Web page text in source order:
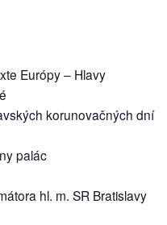
Európy – Hlavy
korunovačných dní
palác
hl. m. SR Bratislavy